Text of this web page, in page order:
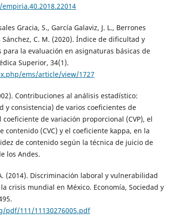
Gracia, S., García Galaviz, J. L., Berrones
Sánchez, C. M. (2020). Índice de dificultad y
la evaluación en asignaturas básicas de
Superior, 34(1).
ems/article/view/1727
Contribuciones al análisis estadístico:
y consistencia) de varios coeficientes de
de variación proporcional (CVP), el
contenido (CVC) y el coeficiente kappa, en la
de contenido según la técnica de juicio de
los Andes.
(2014). Discriminación laboral y vulnerabilidad
crisis mundial en México. Economía, Sociedad y
pdf/111/11130276005.pdf